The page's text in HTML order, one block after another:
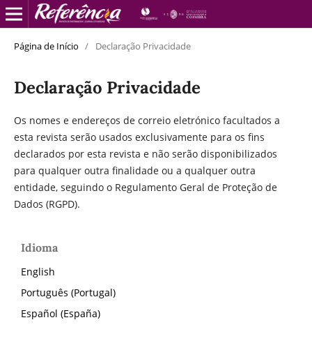
Página de Início / Declaração Privacidade
Declaração Privacidade
Os nomes e endereços de correio eletrónico facultados a
esta revista serão usados exclusivamente para os fins
declarados por esta revista e não serão disponibilizados
para qualquer outra finalidade ou a qualquer outra
entidade, seguindo o Regulamento Geral de Proteção de
Dados (RGPD).
Idioma
English
Português (Portugal)
Español (España)